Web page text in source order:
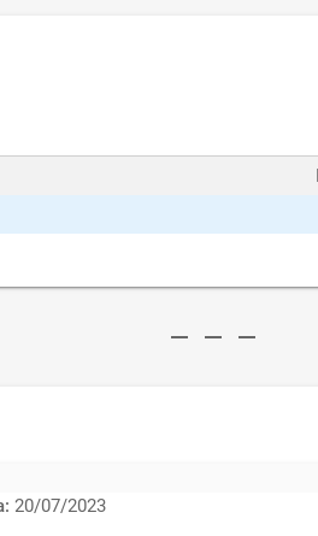
remove remove remove
20/07/2023